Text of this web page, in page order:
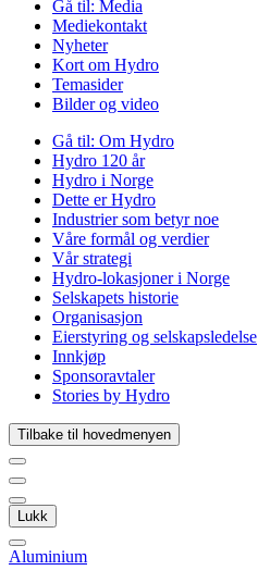
Gå til: Media
Mediekontakt
Nyheter
Kort om Hydro
Temasider
Bilder og video
Gå til: Om Hydro
Hydro 120 år
Hydro i Norge
Dette er Hydro
Industrier som betyr noe
Våre formål og verdier
Vår strategi
Hydro-lokasjoner i Norge
Selskapets historie
Organisasjon
Eierstyring og selskapsledelse
Innkjøp
Sponsoravtaler
Stories by Hydro
Tilbake til hovedmenyen
Lukk
Aluminium